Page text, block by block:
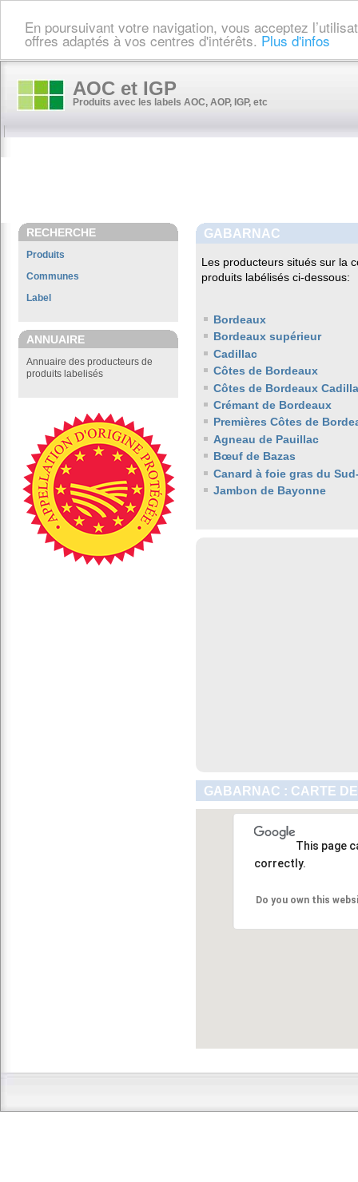
En poursuivant votre navigation, vous acceptez
offres adaptés à vos centres d'intérêts. Plus d'infos
AOC et IGP
Produits avec les labels AOC, AOP, IGP, etc
RECHERCHE
Produits
Communes
Label
ANNUAIRE
Annuaire des producteurs de
produits labelisés
GABARNAC
Les producteurs situés sur la
produits labélisés ci-dessous:
Bordeaux
Bordeaux supérieur
Cadillac
Côtes de Bordeaux
Côtes de Bordeaux
Crémant de Bordeaux
Premières Côtes de
Agneau de Pauillac
Bœuf de Bazas
Canard à foie gras du
Jambon de Bayonne
GABARNAC : CARTE
This page
correctly.
Do you own this